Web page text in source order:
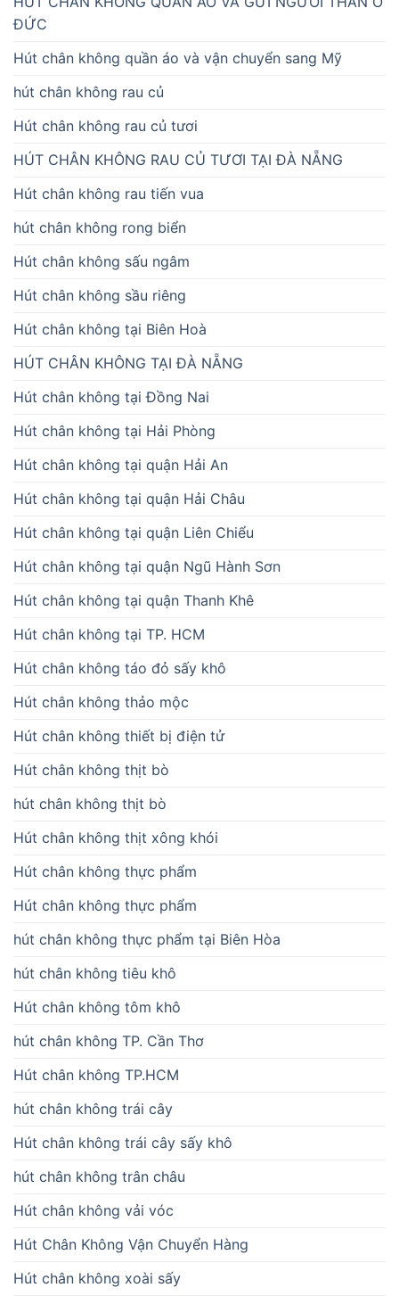
ĐỨC
Hút chân không quần áo và vận chuyển sang Mỹ
hút chân không rau củ
Hút chân không rau củ tươi
HÚT CHÂN KHÔNG RAU CỦ TƯƠI TẠI ĐÀ NẴNG
Hút chân không rau tiến vua
hút chân không rong biển
Hút chân không sấu ngâm
Hút chân không sầu riêng
Hút chân không tại Biên Hoà
HÚT CHÂN KHÔNG TẠI ĐÀ NẴNG
Hút chân không tại Đồng Nai
Hút chân không tại Hải Phòng
Hút chân không tại quận Hải An
Hút chân không tại quận Hải Châu
Hút chân không tại quận Liên Chiểu
Hút chân không tại quận Ngũ Hành Sơn
Hút chân không tại quận Thanh Khê
Hút chân không tại TP. HCM
Hút chân không táo đỏ sấy khô
Hút chân không thảo mộc
Hút chân không thiết bị điện tử
Hút chân không thịt bò
hút chân không thịt bò
Hút chân không thịt xông khói
Hút chân không thực phẩm
Hút chân không thực phẩm
hút chân không thực phẩm tại Biên Hòa
hút chân không tiêu khô
Hút chân không tôm khô
hút chân không TP. Cần Thơ
Hút chân không TP.HCM
hút chân không trái cây
Hút chân không trái cây sấy khô
hút chân không trân châu
Hút chân không vải vóc
Hút Chân Không Vận Chuyển Hàng
Hút chân không xoài sấy